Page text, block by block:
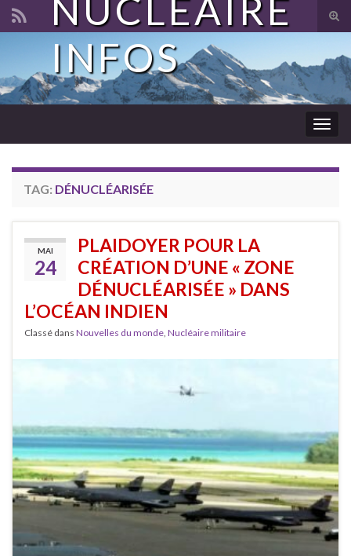
Search for:
NUCLÉAIRE
INFOS
TAG: DÉNUCLÉARISÉE
MAI
24
PLAIDOYER POUR LA
CRÉATION D’UNE « ZONE
DÉNUCLÉARISÉE » DANS
L’OCÉAN INDIEN
Classé dans Nouvelles du monde, Nucléaire militaire